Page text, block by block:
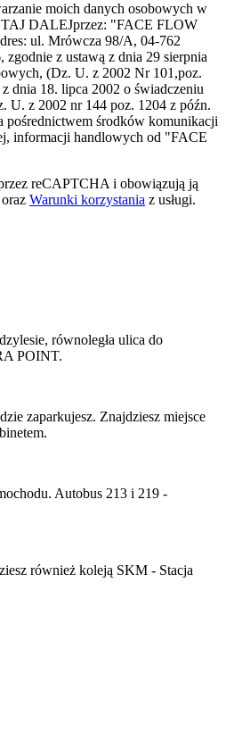
moich danych osobowych w
DALEJprzez: "FACE FLOW
ul. Mrówcza 98/A, 04‐762
zgodnie z ustawą z dnia 29 sierpnia
(Dz. U. z 2002 Nr 101,poz.
dnia 18. lipca 2002 o świadczeniu
U. z 2002 nr 144 poz. 1204 z późn.
pośrednictwem środków komunikacji
informacji handlowych od "FACE
reCAPTCHA i obowiązują ją
oraz Warunki korzystania z usługi.
równoległa ulica do
POINT.
zaparkujesz. Znajdziesz miejsce
Autobus 213 i 219 -
również koleją SKM - Stacja